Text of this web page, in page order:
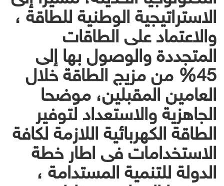
الاستراتيجية الوطنية للطاقة ،
والاعتماد على الطاقات
المتجددة والوصول بها إلى
45% من مزيج الطاقة خلال
العامين المقبلين، موضحا
الجاهزية والاستعداد لتوفير
الطاقة الكهربائية اللازمة لكافة
الاستخدامات فى اطار خطة
الدولة للتنمية المستدامة ،